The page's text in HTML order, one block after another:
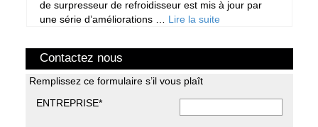
de surpresseur de refroidisseur est mis à jour par
une série d’améliorations … Lire la suite
Contactez nous
Remplissez ce formulaire s’il vous plaît
ENTREPRISE*